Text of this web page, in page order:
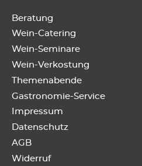
Beratung
Wein-Catering
Wein-Seminare
Wein-Verkostung
Themenabende
Gastronomie-Service
Impressum
Datenschutz
AGB
Widerruf